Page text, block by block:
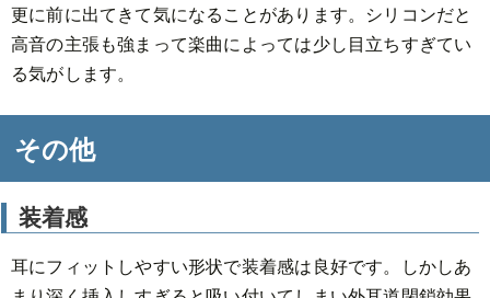
更に前に出てきて気になることがあります。シリコンだと
高音の主張も強まって楽曲によっては少し目立ちすぎてい
る気がします。
その他
装着感
耳にフィットしやすい形状で装着感は良好です。しかしあ